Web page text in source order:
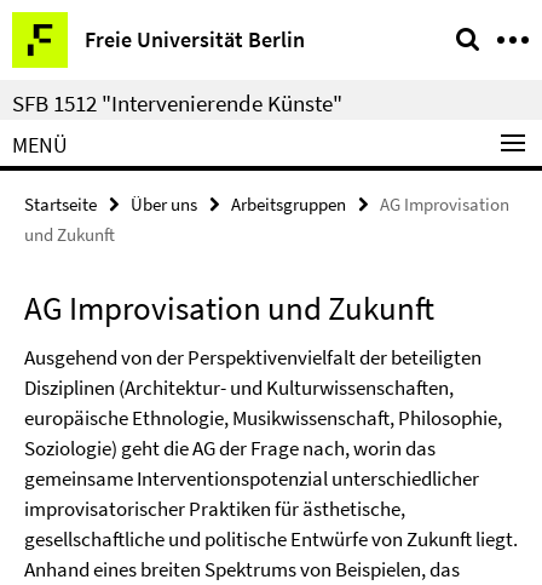
Springe
direkt
zu
Inhalt
Freie Universität Berlin
Service-
Navigation
SFB 1512 "Intervenierende Künste"
MENÜ
Startseite Über uns Arbeitsgruppen
AG Improvisation
und Zukunft
AG Improvisation und Zukunft
Ausgehend von der Perspektivenvielfalt der beteiligten
Disziplinen (Architektur- und Kulturwissenschaften,
europäische Ethnologie, Musikwissenschaft, Philosophie,
Soziologie) geht die AG der Frage nach, worin das
gemeinsame Interventionspotenzial unterschiedlicher
improvisatorischer Praktiken für ästhetische,
gesellschaftliche und politische Entwürfe von Zukunft liegt.
Anhand eines breiten Spektrums von Beispielen, das